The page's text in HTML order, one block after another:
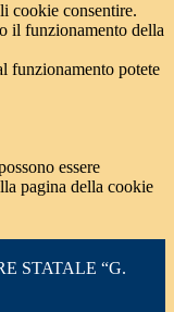
cookie consentire.
il funzionamento della
funzionamento potete
essere
pagina della cookie
STATALE “G.